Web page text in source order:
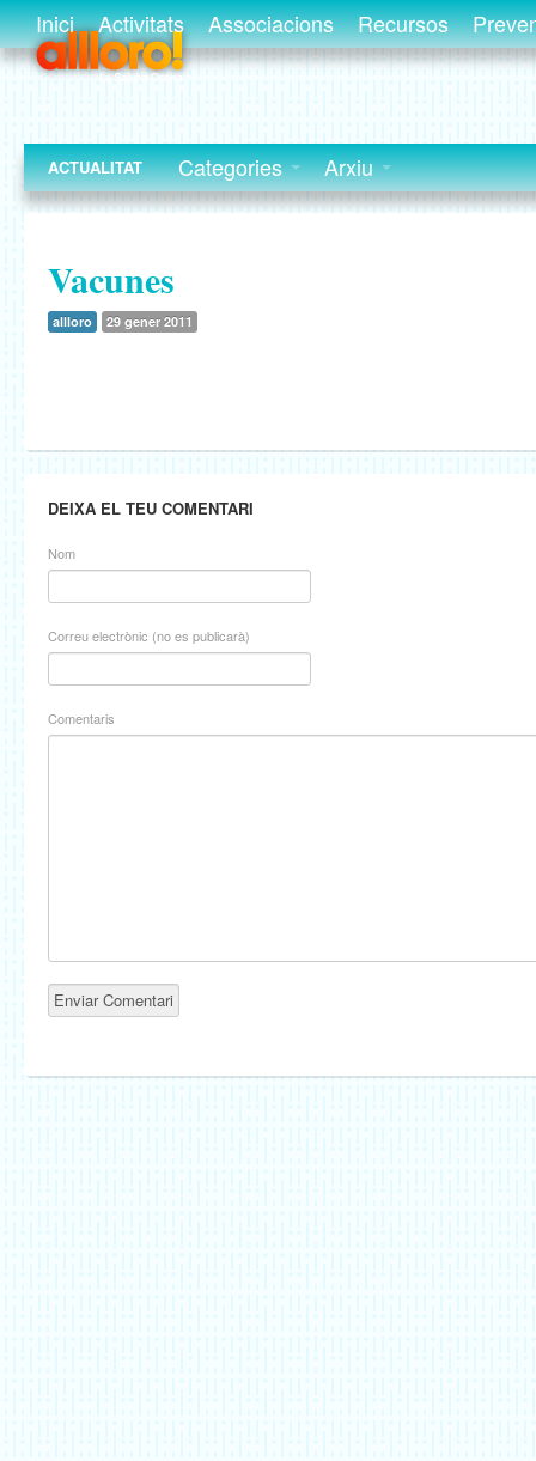
Inici Activitats Associacions Recursos
ACTUALITAT Categories Arxiu
Vacunes
allloro 29 gener 2011
DEIXA EL TEU COMENTARI
Nom
Correu electrònic (no es publicarà)
Comentaris